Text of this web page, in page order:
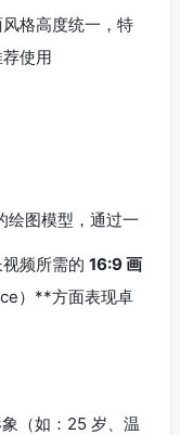
格高度统一，特
使用
绘图模型，通过一
频所需的 16:9 画
）**方面表现卓
（如：25 岁、温